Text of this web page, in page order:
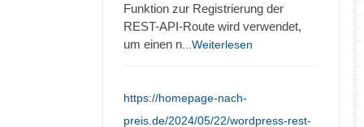
Funktion zur Registrierung der
REST-API-Route wird verwendet,
um einen n ...Weiterlesen
https://homepage-nach-
preis.de/2024/05/22/wordpress-rest-